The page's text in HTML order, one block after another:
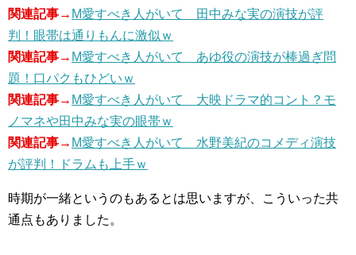
関連記事→ M愛すべき人がいて 田中みな実の演技が評
判！眼帯は通りもんに激似ｗ
関連記事→ M愛すべき人がいて あゆ役の演技が棒過ぎ問
題！口パクもひどいｗ
関連記事→ M愛すべき人がいて 大映ドラマ的コント？モ
ノマネや田中みな実の眼帯ｗ
関連記事→ M愛すべき人がいて 水野美紀のコメディ演技
が評判！ドラムも上手ｗ
時期が一緒というのもあるとは思いますが、こういった共
通点もありました。